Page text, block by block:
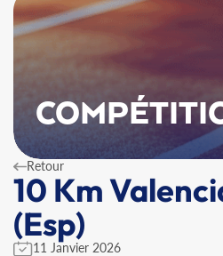
Retour
10 Km
(Esp)
11 Janvier 2026